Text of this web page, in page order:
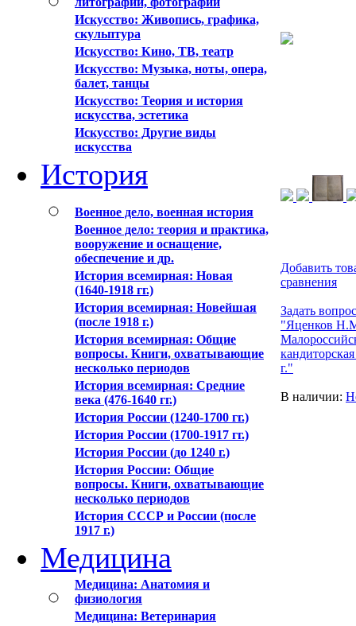
Искусствo: Живопись, графика,
скульптура
Искусствo: Кино, ТВ, театр
Искусствo: Музыка, ноты, опера,
балет, танцы
Искусствo: Теория и история
искусства, эстетика
Искусство: Другие виды
искусства
История
Военное дело, военная история
Военное дело: теория и практика,
вооружение и оснащение,
обеспечение и др.
История всемирная: Новая
(1640-1918 гг.)
История всемирная: Новейшая
(после 1918 г.)
История всемирная: Общие
вопросы. Книги, охватывающие
несколько периодов
История всемирная: Средние
века (476-1640 гг.)
История России (1240-1700 гг.)
История России (1700-1917 гг.)
История России (до 1240 г.)
История России: Общие
вопросы. Книги, охватывающие
несколько периодов
История СССР и России (после
1917 г.)
Медицина
Медицина: Анатомия и
физиология
Медицина: Ветеринария
Добавить
сравнения
Задать
"Яценков
г."
В наличии: